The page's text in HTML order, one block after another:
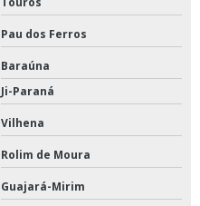
Pau dos Ferros
Baraúna
Ji-Paraná
Vilhena
Rolim de Moura
Guajará-Mirim